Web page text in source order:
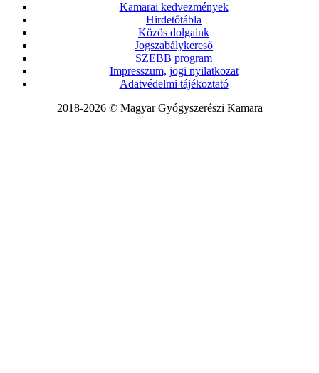
Kamarai kedvezmények
Hirdetőtábla
Közös dolgaink
Jogszabálykereső
SZEBB program
Impresszum, jogi nyilatkozat
Adatvédelmi tájékoztató
2018-2026 © Magyar Gyógyszerészi Kamara